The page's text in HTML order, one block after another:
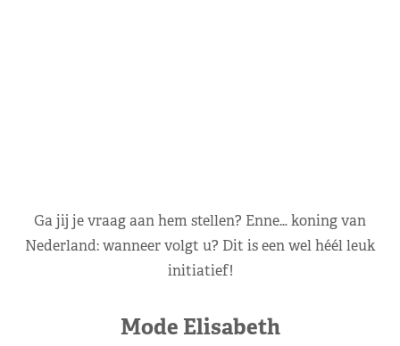
Ga jij je vraag aan hem stellen? Enne… koning van
Nederland: wanneer volgt u? Dit is een wel héél leuk
initiatief!
Mode Elisabeth